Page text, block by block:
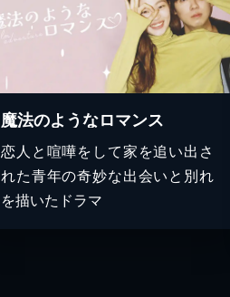
魔法のようなロマンス
恋人と喧嘩をして家を追い出さ
れた青年の奇妙な出会いと別れ
を描いたドラマ